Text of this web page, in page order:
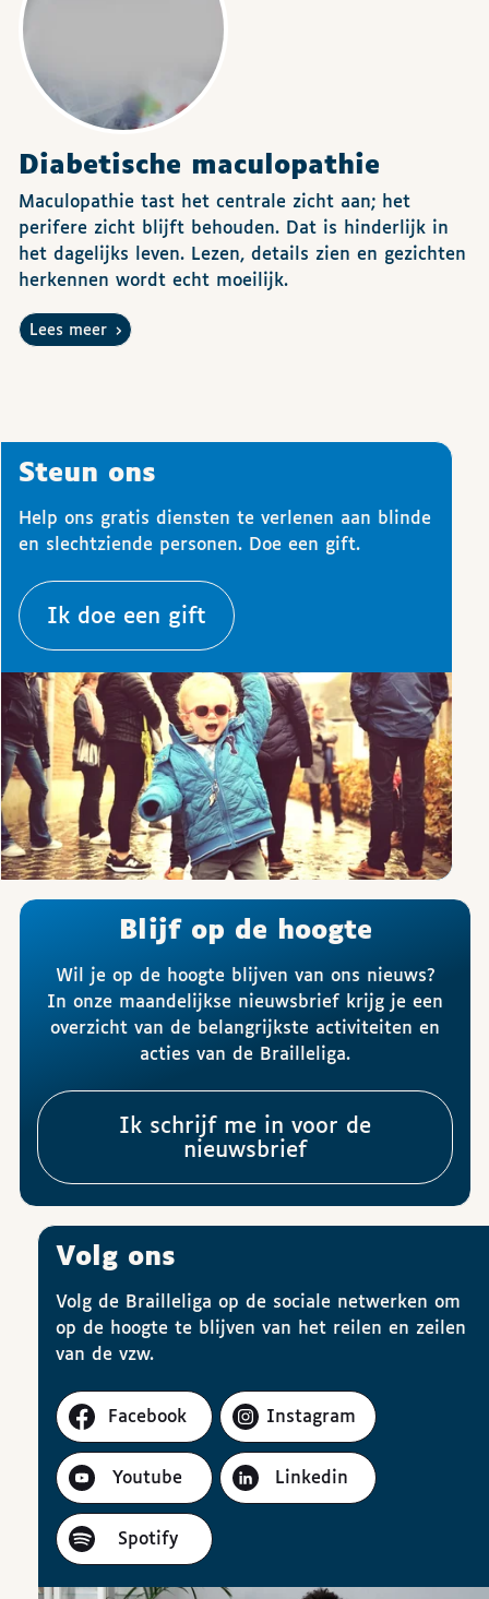
Diabetische maculopathie
Maculopathie tast het centrale zicht aan; het
perifere zicht blijft behouden. Dat is hinderlijk in
het dagelijks leven. Lezen, details zien en gezichten
herkennen wordt echt moeilijk.
Lees meer
Steun ons
Help ons gratis diensten te verlenen aan blinde
en slechtziende personen. Doe een gift.
Ik doe een gift
Blijf op de hoogte
Wil je op de hoogte blijven van ons nieuws?
In onze maandelijkse nieuwsbrief krijg je een
overzicht van de belangrijkste activiteiten en
acties van de Brailleliga.
Ik schrijf me in voor de
nieuwsbrief
Volg ons
Volg de Brailleliga op de sociale netwerken om
op de hoogte te blijven van het reilen en zeilen
van de vzw.
Facebook Instagram
Youtube Linkedin
Spotify